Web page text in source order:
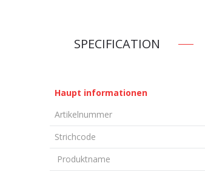
SPECIFICATION
Haupt informationen
Artikelnummer
Strichcode
Produktname